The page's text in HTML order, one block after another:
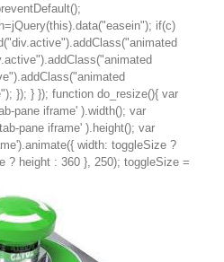
if(c)
}); } }); function do_resize(){ var
pane iframe' ).width(); var
pane iframe' ).height(); var
width: toggleSize ?
? height : 360 }, 250); toggleSize =